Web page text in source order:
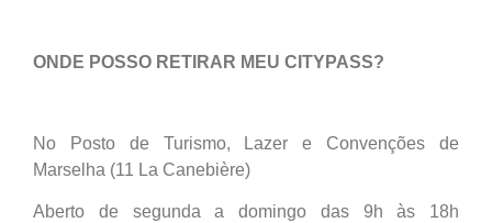
ONDE POSSO RETIRAR MEU CITYPASS?
No Posto de Turismo, Lazer e Convenções de
Marselha (11 La Canebière)
Aberto de segunda a domingo das 9h às 18h